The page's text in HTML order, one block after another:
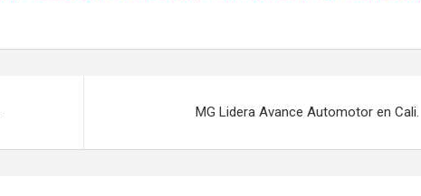
MG Lidera Avance Automotor en Cali.